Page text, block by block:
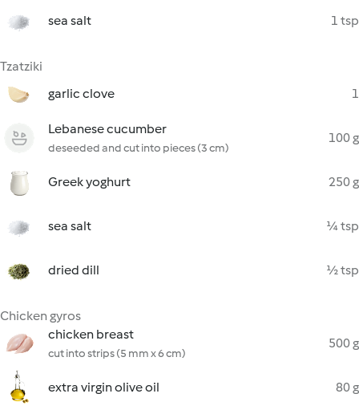
sea salt 1 tsp
Tzatziki
garlic clove
1
Lebanese cucumber
deseeded and cut into pieces (3 cm)
100 g
Greek yoghurt 250 g
sea salt ¼ tsp
dried dill ½ tsp
Chicken gyros
chicken breast
cut into strips (5 mm x 6 cm)
500 g
extra virgin olive oil 80 g